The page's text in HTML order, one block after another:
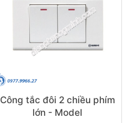
Công tắc đôi 2 chiều phím
lớn - Model